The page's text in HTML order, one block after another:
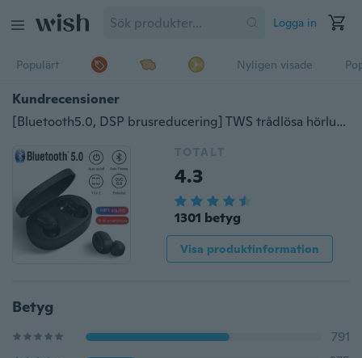
Logga in
Populärt Nyligen visade
Kundrecensioner
[Bluetooth5.0, DSP brusreducering] TWS trådlösa hörlurar IPX5 vattentäta sportheadset HIFI stereohörlurar Mini In Ear Bluetooth-hörlurar med laddningsfodral
TOTALT
4.3
1301 betyg
Visa produktinformation
Betyg
791